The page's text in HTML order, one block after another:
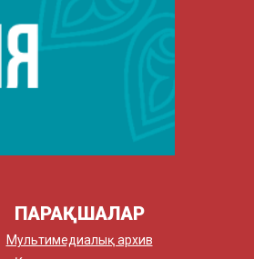
ПАРАҚШАЛАР
Мультимедиалық архив